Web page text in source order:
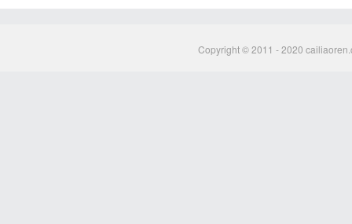
Copyright © 2011 - 2020